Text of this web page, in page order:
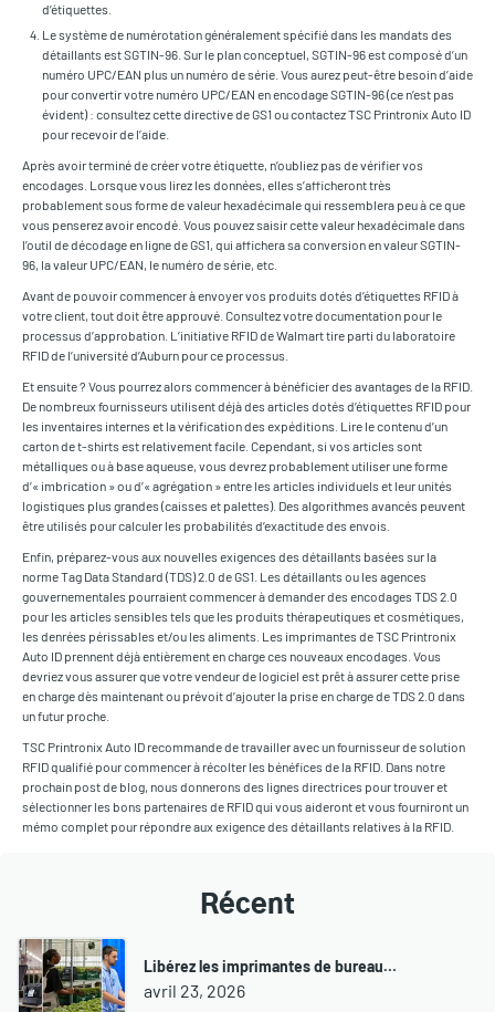
d’étiquettes.
Le système de numérotation généralement spécifié dans les mandats des
détaillants est SGTIN-96. Sur le plan conceptuel, SGTIN-96 est composé d’un
numéro UPC/EAN plus un numéro de série. Vous aurez peut-être besoin d’aide
pour convertir votre numéro UPC/EAN en encodage SGTIN-96 (ce n’est pas
évident) : consultez cette directive de GS1 ou contactez TSC Printronix Auto ID
pour recevoir de l’aide.
Après avoir terminé de créer votre étiquette, n’oubliez pas de vérifier vos
encodages. Lorsque vous lirez les données, elles s’afficheront très
probablement sous forme de valeur hexadécimale qui ressemblera peu à ce que
vous penserez avoir encodé. Vous pouvez saisir cette valeur hexadécimale dans
l’outil de décodage en ligne de GS1, qui affichera sa conversion en valeur SGTIN-
96, la valeur UPC/EAN, le numéro de série, etc.
Avant de pouvoir commencer à envoyer vos produits dotés d’étiquettes RFID à
votre client, tout doit être approuvé. Consultez votre documentation pour le
processus d’approbation. L’initiative RFID de Walmart tire parti du laboratoire
RFID de l’université d’Auburn pour ce processus.
Et ensuite ? Vous pourrez alors commencer à bénéficier des avantages de la RFID.
De nombreux fournisseurs utilisent déjà des articles dotés d’étiquettes RFID pour
les inventaires internes et la vérification des expéditions. Lire le contenu d’un
carton de t-shirts est relativement facile. Cependant, si vos articles sont
métalliques ou à base aqueuse, vous devrez probablement utiliser une forme
d’« imbrication » ou d’« agrégation » entre les articles individuels et leur unités
logistiques plus grandes (caisses et palettes). Des algorithmes avancés peuvent
être utilisés pour calculer les probabilités d’exactitude des envois.
Enfin, préparez-vous aux nouvelles exigences des détaillants basées sur la
norme Tag Data Standard (TDS) 2.0 de GS1. Les détaillants ou les agences
gouvernementales pourraient commencer à demander des encodages TDS 2.0
pour les articles sensibles tels que les produits thérapeutiques et cosmétiques,
les denrées périssables et/ou les aliments. Les imprimantes de TSC Printronix
Auto ID prennent déjà entièrement en charge ces nouveaux encodages. Vous
devriez vous assurer que votre vendeur de logiciel est prêt à assurer cette prise
en charge dès maintenant ou prévoit d’ajouter la prise en charge de TDS 2.0 dans
un futur proche.
TSC Printronix Auto ID recommande de travailler avec un fournisseur de solution
RFID qualifié pour commencer à récolter les bénéfices de la RFID. Dans notre
prochain post de blog, nous donnerons des lignes directrices pour trouver et
sélectionner les bons partenaires de RFID qui vous aideront et vous fourniront un
mémo complet pour répondre aux exigence des détaillants relatives à la RFID.
Récent
Libérez les imprimantes de bureau…
avril 23, 2026